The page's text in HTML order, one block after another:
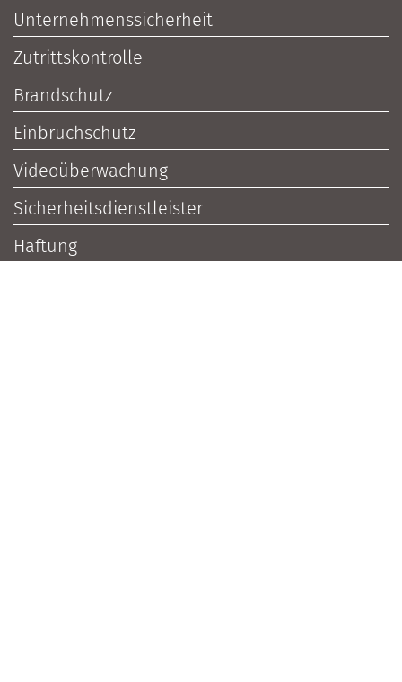
Unternehmenssicherheit
Zutrittskontrolle
Brandschutz
Einbruchschutz
Videoüberwachung
Sicherheitsdienstleister
Haftung